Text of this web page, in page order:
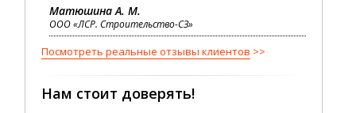
Матюшина А. М.
ООО «ЛСР. Строительство-СЗ»
Посмотреть реальные отзывы клиентов
Нам стоит доверять!